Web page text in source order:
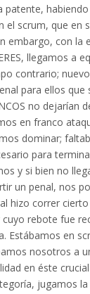
patente,
el scrum, que en
embargo, con la
llegamos a
contrario;
para ellos que
no dejarían
en franco
dominar;
para
y si bien no
un penal, nos
hizo correr
rebote fue
Estábamos en
nosotros a
en éste crucial
jugamos